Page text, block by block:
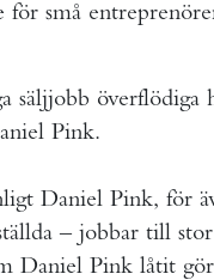
små
säljjobb överflödiga
Pink.
Daniel Pink, för
– jobbar till
Daniel Pink låtit